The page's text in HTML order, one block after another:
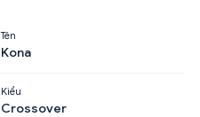
Tên
Kona
Kiểu
Crossover